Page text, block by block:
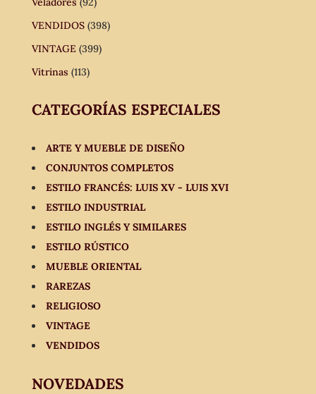
VENDIDOS (398)
VINTAGE (399)
Vitrinas (113)
CATEGORÍAS ESPECIALES
ARTE Y MUEBLE DE DISEÑO
CONJUNTOS COMPLETOS
ESTILO FRANCÉS: LUIS XV - LUIS XVI
ESTILO INDUSTRIAL
ESTILO INGLÉS Y SIMILARES
ESTILO RÚSTICO
MUEBLE ORIENTAL
RAREZAS
RELIGIOSO
VINTAGE
VENDIDOS
NOVEDADES